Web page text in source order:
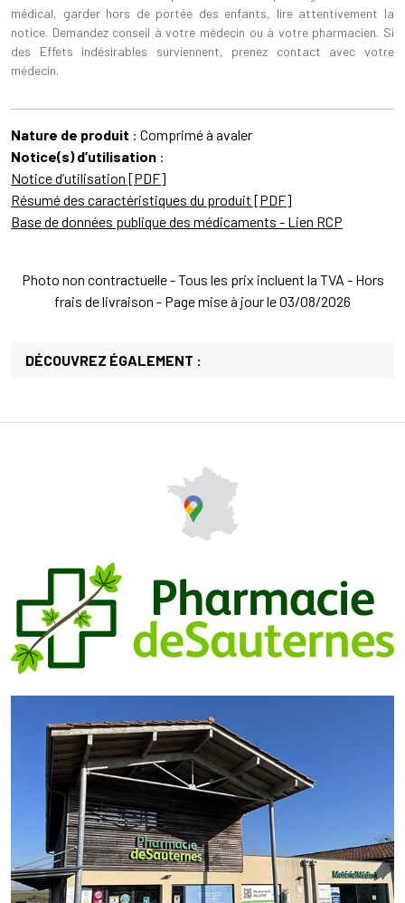
médical, garder hors de portée des enfants, lire attentivement la
notice. Demandez conseil à votre médecin ou à votre pharmacien. Si
des Effets indésirables surviennent, prenez contact avec votre
médecin.
Nature de produit : Comprimé à avaler
Notice(s) d’utilisation :
Notice d’utilisation [PDF]
Résumé des caractéristiques du produit [PDF]
Base de données publique des médicaments - Lien RCP
Photo non contractuelle - Tous les prix incluent la TVA - Hors
frais de livraison - Page mise à jour le 03/08/2026
DÉCOUVREZ ÉGALEMENT :